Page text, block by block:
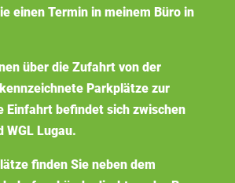
einen Termin in meinem Büro in
über die Zufahrt von der
Parkplätze zur
Einfahrt befindet sich zwischen
WGL Lugau.
finden Sie neben dem